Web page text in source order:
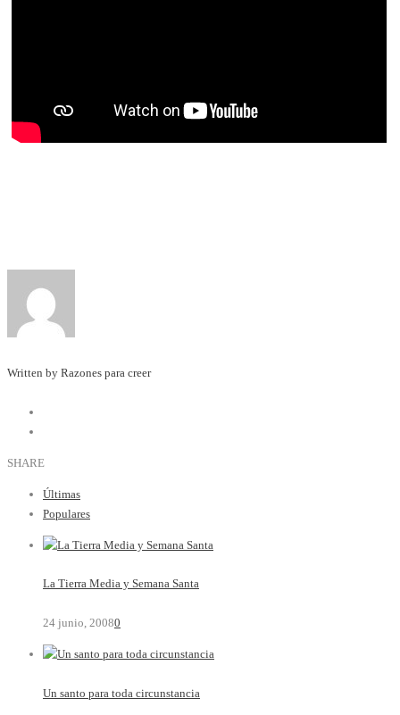
Written by Razones para creer
SHARE
Últimas
Populares
La Tierra Media y Semana Santa
24 junio, 20080
Un santo para toda circunstancia